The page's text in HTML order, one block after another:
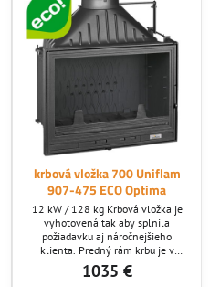
krbová vložka 700 Uniflam
907-475 ECO Optima
12 kW / 128 kg Krbová vložka je
vyhotovená tak aby splnila
požiadavku aj náročnejšieho
klienta. Predný rám krbu je v
elegantnom jemnom prevedení a
ná v korpuse zabudovaní komínovú
1035 €